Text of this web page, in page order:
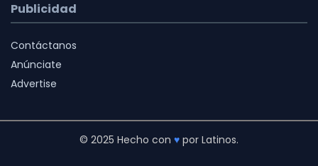
Publicidad
Contáctanos
Anúnciate
Advertise
© 2025 Hecho con ♥ por Latinos.